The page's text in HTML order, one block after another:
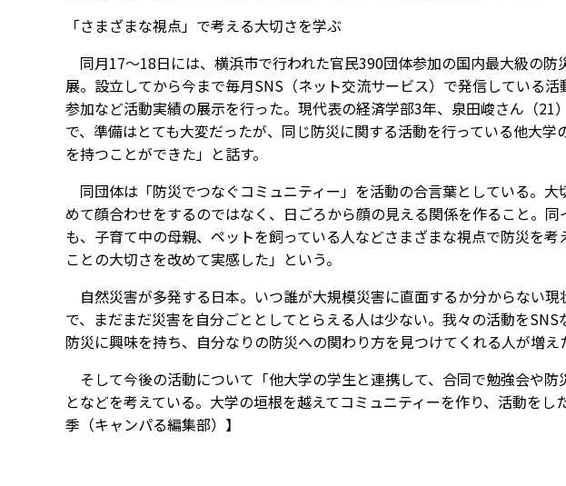
「さまざまな視点」で考える大切さを学ぶ
同月17～18日には、横浜市で行われた官民390団体参加の国内最大級の
展。設立してから今まで毎月SNS（ネット交流サービス）で発信している
参加など活動実績の展示を行った。現代表の経済学部3年、泉田峻さん（21
で、準備はとても大変だったが、同じ防災に関する活動を行っている他大学
を持つことができた」と話す。
同団体は「防災でつなぐコミュニティー」を活動の合言葉としている。
めて顔合わせをするのではなく、日ごろから顔の見える関係を作ること。
も、子育て中の母親、ペットを飼っている人などさまざまな視点で防災を
ことの大切さを改めて実感した」という。
自然災害が多発する日本。いつ誰が大規模災害に直面するか分からない
で、まだまだ災害を自分ごととしてとらえる人は少ない。我々の活動をSNS
防災に興味を持ち、自分なりの防災への関わり方を見つけてくれる人が増え
そして今後の活動について「他大学の学生と連携して、合同で勉強会や
となどを考えている。大学の垣根を越えてコミュニティーを作り、活動を
季（キャンパる編集部）】